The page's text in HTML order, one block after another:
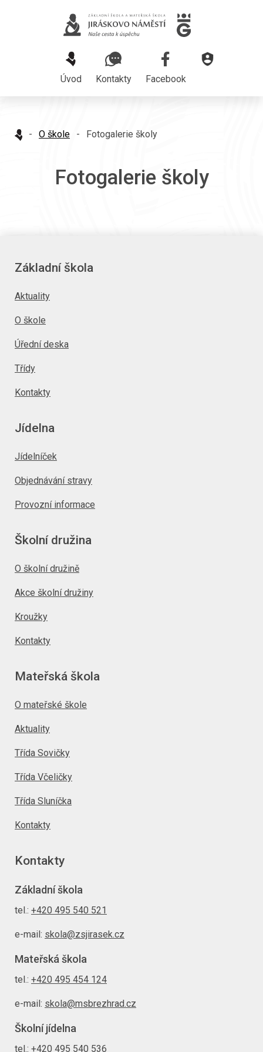
Úvod Kontakty Facebook
- O škole - Fotogalerie školy
Fotogalerie školy
Základní škola
Aktuality
O škole
Úřední deska
Třídy
Kontakty
Jídelna
Jídelníček
Objednávání stravy
Provozní informace
Školní družina
O školní družině
Akce školní družiny
Kroužky
Kontakty
Mateřská škola
O mateřské škole
Aktuality
Třída Sovičky
Třída Včeličky
Třída Sluníčka
Kontakty
Kontakty
Základní škola
tel.: +420 495 540 521
e-mail: skola@zsjirasek.cz
Mateřská škola
tel.: +420 495 454 124
e-mail: skola@msbrezhrad.cz
Školní jídelna
tel.: +420 495 540 536